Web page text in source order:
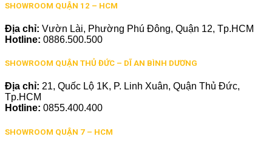
SHOWROOM QUẬN 12 – HCM
Địa chỉ: Vườn Lài, Phường Phú Đông, Quận 12, Tp.HCM
Hotline: 0886.500.500
SHOWROOM QUẬN THỦ ĐỨC – DĨ AN BÌNH DƯƠNG
Địa chỉ: 21, Quốc Lộ 1K, P. Linh Xuân, Quận Thủ Đức,
Tp.HCM
Hotline: 0855.400.400
SHOWROOM QUẬN 7 – HCM